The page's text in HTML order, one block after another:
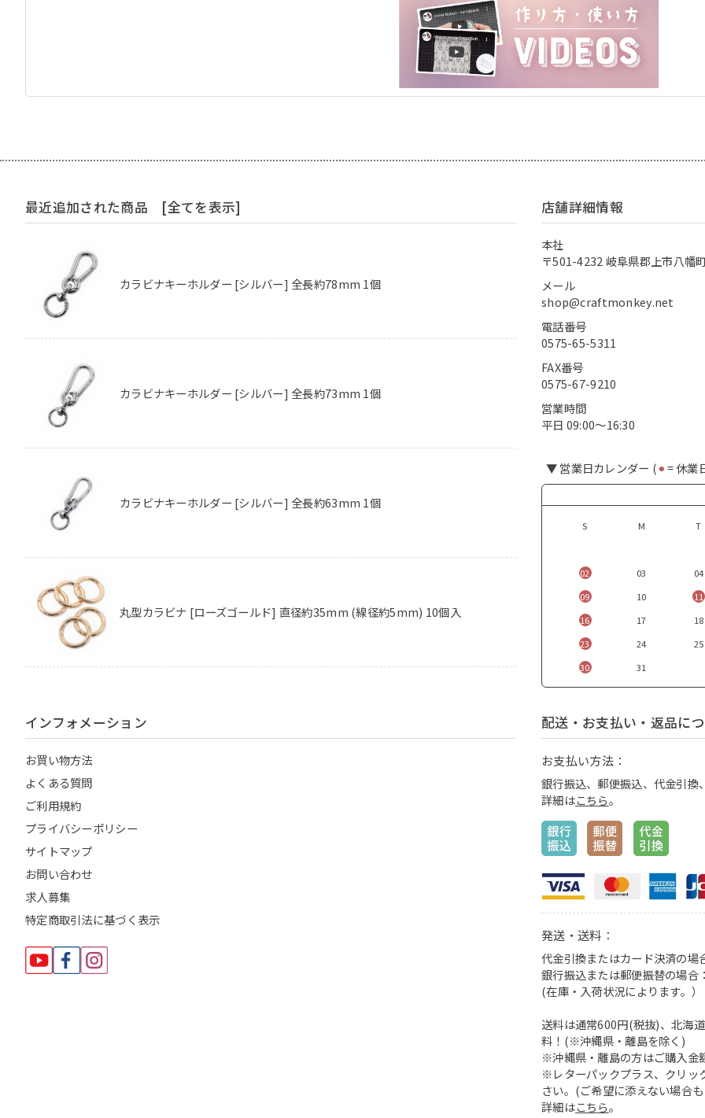
最近追加された商品 [全てを表示]
カラビナキーホルダー [シルバー] 全長約78mm 1個
カラビナキーホルダー [シルバー] 全長約73mm 1個
カラビナキーホルダー [シルバー] 全長約63mm 1個
丸型カラビナ [ローズゴールド] 直径約35mm (線径約5mm) 10個入
インフォメーション
お買い物方法
よくある質問
ご利用規約
プライバシーポリシー
サイトマップ
お問い合わせ
求人募集
特定商取引法に基づく表示
店舗詳細情報
本社
〒501-4232 岐阜県郡上市八幡
メール
shop@craftmonkey.net
電話番号
0575-65-5311
FAX番号
0575-67-9210
営業時間
平日 09:00〜16:30
▼ 営業日カレンダー (⚫︎= 休業
S M T
02
03 04
09
10 11
16
17 18
23
24 25
30
31
配送・お支払い・返品に
お支払い方法：
銀行振込、郵便振込、代金引換
詳細はこちら。
発送・送料：
代金引換またはカード決済の場
銀行振込または郵便振替の場合
(在庫・入荷状況によります。）
送料は通常600円(税抜)、北海
料！(※沖縄県・離島を除く)
※沖縄県・離島の方はご購入金
※レターパックプラス、クリッ
さい。(ご希望に添えない場合
詳細はこちら。